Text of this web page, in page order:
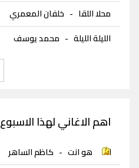
محلا اللقا - خلفان المعمري
الليلة الليلة - محمد يوسف
اهم الاغاني لهذا الاسبوع
هو انت - كاظم الساهر